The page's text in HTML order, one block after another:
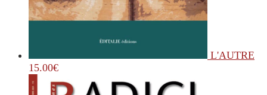
L'AUTRE
15.00€